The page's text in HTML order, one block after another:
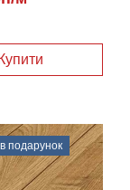
подарунок